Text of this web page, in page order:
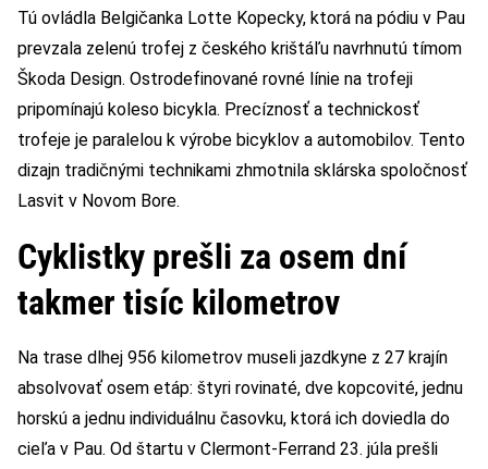
Tú ovládla Belgičanka Lotte Kopecky, ktorá na pódiu v Pau
prevzala zelenú trofej z českého krištáľu navrhnutú tímom
Škoda Design. Ostrodefinované rovné línie na trofeji
pripomínajú koleso bicykla. Precíznosť a technickosť
trofeje je paralelou k výrobe bicyklov a automobilov. Tento
dizajn tradičnými technikami zhmotnila sklárska spoločnosť
Lasvit v Novom Bore.
Cyklistky prešli za osem dní
takmer tisíc kilometrov
Na trase dlhej 956 kilometrov museli jazdkyne z 27 krajín
absolvovať osem etáp: štyri rovinaté, dve kopcovité, jednu
horskú a jednu individuálnu časovku, ktorá ich doviedla do
cieľa v Pau. Od štartu v Clermont-Ferrand 23. júla prešli